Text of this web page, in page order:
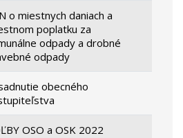
o miestnych daniach a
poplatku za
odpady a drobné
odpady
obecného
OSO a OSK 2022